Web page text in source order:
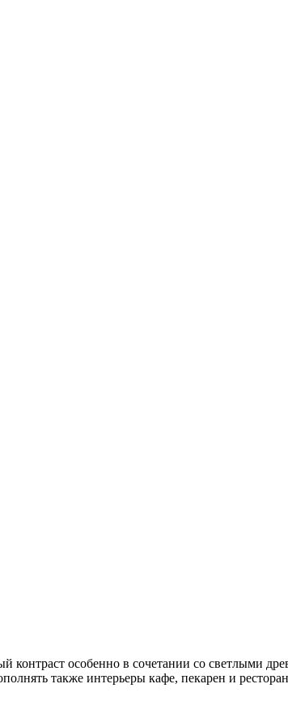
особенно в сочетании со светлыми
также интерьеры кафе, пекарен и